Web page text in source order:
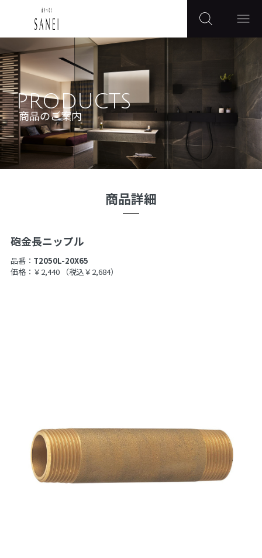
PRODUCTS
商品のご案内
商品詳細
砲金長ニップル
品番： T2050L-20X65
価格：￥2,440
（税込￥2,684）